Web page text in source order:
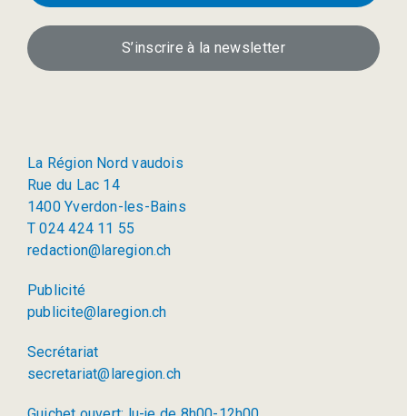
S’inscrire à la newsletter
La Région Nord vaudois
Rue du Lac 14
1400 Yverdon-les-Bains
T 024 424 11 55
redaction@laregion.ch
Publicité
publicite@laregion.ch
Secrétariat
secretariat@laregion.ch